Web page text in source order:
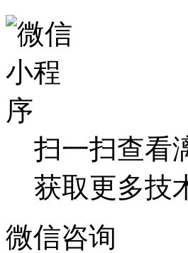
扫一扫查看
获取更多技
微信咨询